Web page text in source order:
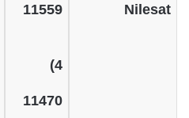
Nilesat
11559
4)
11470